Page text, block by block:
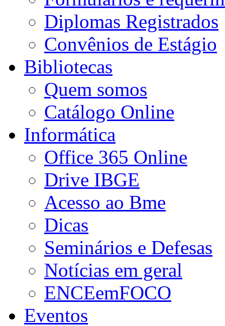
Diplomas Registrados
Convênios de Estágio
Bibliotecas
Quem somos
Catálogo Online
Informática
Office 365 Online
Drive IBGE
Acesso ao Bme
Dicas
Seminários e Defesas
Notícias em geral
ENCEemFOCO
Eventos